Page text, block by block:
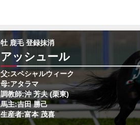
牡 鹿毛 登録抹消
アッシュール
父:スペシャルウィーク
母:アタラマ
調教師:沖 芳夫 (栗東)
馬主:吉田 勝己
生産者:富本 茂喜